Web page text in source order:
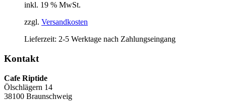
inkl. 19 % MwSt.
zzgl. Versandkosten
Lieferzeit: 2-5 Werktage nach Zahlungseingang
Kontakt
Cafe Riptide
Ölschlägern 14
38100 Braunschweig